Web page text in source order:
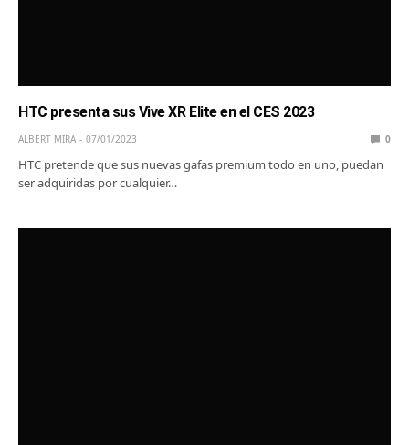
HTC presenta sus Vive XR Elite en el CES 2023
ALBERT MIRA 07/01/2023 0
HTC pretende que sus nuevas gafas premium todo en uno, puedan
ser adquiridas por cualquier…